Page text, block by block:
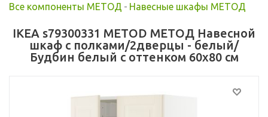
Все компоненты МЕТОД - Навесные шкафы МЕТОД
IKEA s79300331 METOD МЕТОД Навесной
шкаф с полками/2дверцы - белый/
Будбин белый с оттенком 60x80 см